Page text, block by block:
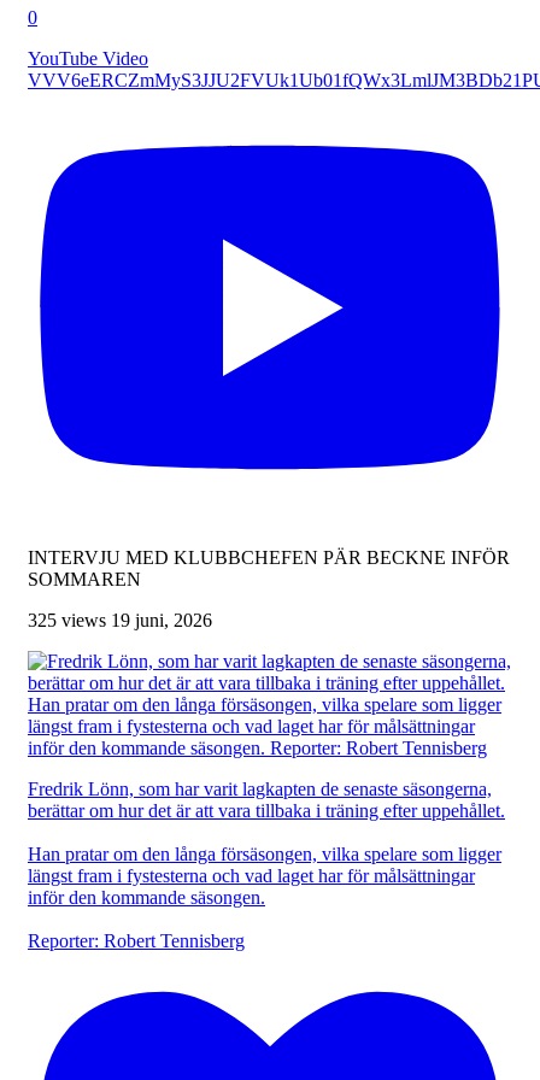
0
YouTube Video
INTERVJU MED KLUBBCHEFEN PÄR BECKNE INFÖR
SOMMAREN
325 views 19 juni, 2026
Fredrik Lönn, som har varit lagkapten de senaste säsongerna,
berättar om hur det är att vara tillbaka i träning efter uppehållet.
Han pratar om den långa försäsongen, vilka spelare som ligger
längst fram i fystesterna och vad laget har för målsättningar
inför den kommande säsongen.
Reporter: Robert Tennisberg